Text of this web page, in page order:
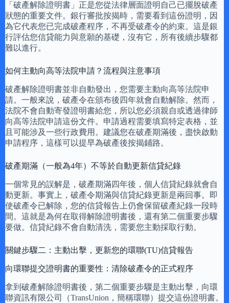
「破產解除證明書」正是您從法律層面證明自己已擺脫破產
狀態的重要文件。銀行審批按揭時，需要看到這份證明，因
為它代表您已完成破產程序，不再受破產令的約束。這是銀
行評估您信貸能力與意願的基礎，沒有它，所有後續步驟都
難以進行。
如何主動向高等法院申請？流程與注意事項
破產解除證明書並非自動發出，您需要主動向高等法院申
請。一般來說，破產令在頒布後四年就會自動解除。然而，
法院不會自動寄發證明書給您，所以您必須親自或透過律師
向高等法院申請這份文件。申請過程需要填寫特定表格，並
且可能涉及一些行政費用。建議您在破產期滿後，盡快啟動
申請程序，這樣可以提早為破產後按揭鋪路。
破產期滿（一般為4年）不等於自動更新信貸紀錄
一個常見的誤解是，破產期滿四年後，個人信貸紀錄就會自
動更新。事實上，破產令期滿與信貸紀錄更新是兩回事。即
使破產令已解除，您的信貸報告上仍會保留破產紀錄一段時
間。這就是為何在取得解除證明書後，還有第二個重要步驟
要做。信貸紀錄不會自動清洗，需要您主動採取行動。
關鍵步驟二：主動出擊，更新您的環聯(TU)信貸報告
向環聯提交證明書的重要性：清除破產令的正式程序
拿到破產解除證明書後，第二個重要步驟是主動出擊，向環
聯資訊有限公司（TransUnion，簡稱環聯）提交這份證明書。